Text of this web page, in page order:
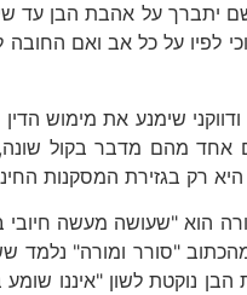
יתברך על אהבת הבן עד
לפיו על כל אב ואם
שימנע את מימוש
מהם מדבר בקול שונה,
היא רק בגזירת המסקנות
הוא "שעושה מעשה חיובי
"סורר ומורה" נלמד
לשון "איננו שומע